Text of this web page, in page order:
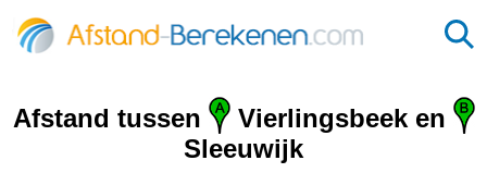
Afstand tussen
Vierlingsbeek en
Sleeuwijk